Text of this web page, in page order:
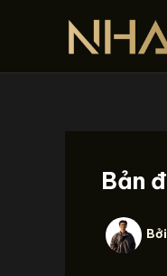
dung
Bản
Bởi